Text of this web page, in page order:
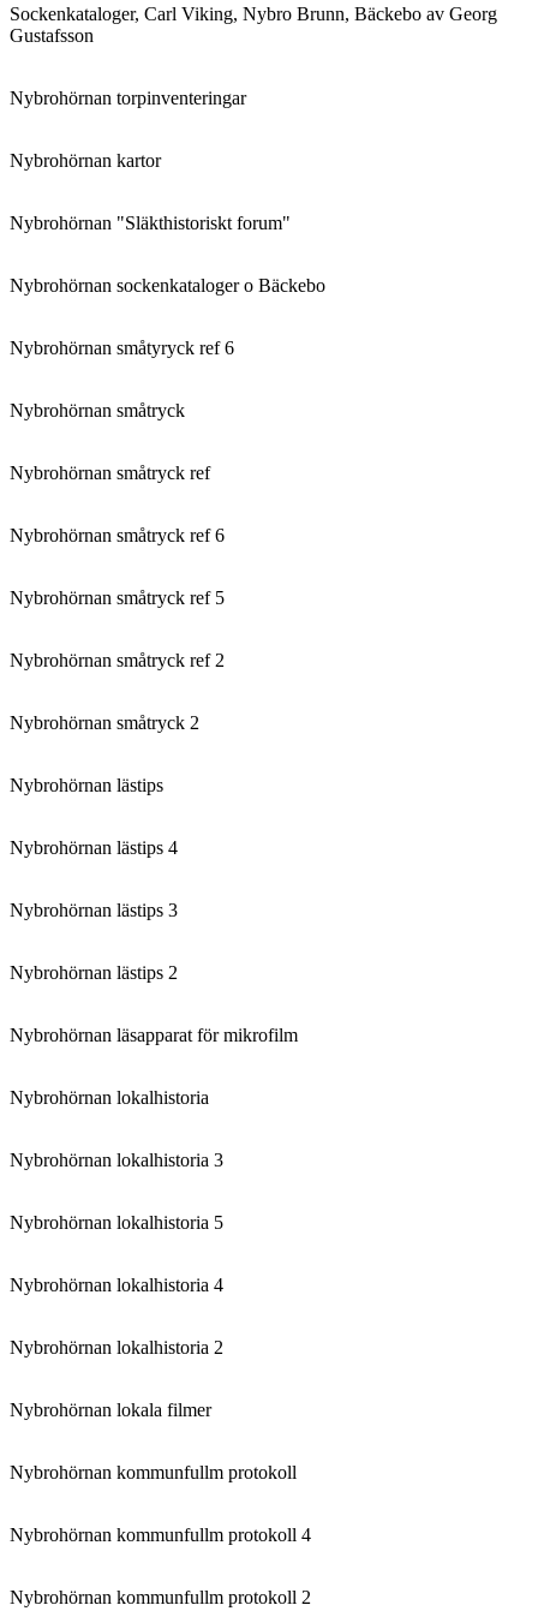
Sockenkataloger, Carl Viking, Nybro Brunn, Bäckebo av Georg
Gustafsson
Nybrohörnan torpinventeringar
Nybrohörnan kartor
Nybrohörnan "Släkthistoriskt forum"
Nybrohörnan sockenkataloger o Bäckebo
Nybrohörnan småtyryck ref 6
Nybrohörnan småtryck
Nybrohörnan småtryck ref
Nybrohörnan småtryck ref 6
Nybrohörnan småtryck ref 5
Nybrohörnan småtryck ref 2
Nybrohörnan småtryck 2
Nybrohörnan lästips
Nybrohörnan lästips 4
Nybrohörnan lästips 3
Nybrohörnan lästips 2
Nybrohörnan läsapparat för mikrofilm
Nybrohörnan lokalhistoria
Nybrohörnan lokalhistoria 3
Nybrohörnan lokalhistoria 5
Nybrohörnan lokalhistoria 4
Nybrohörnan lokalhistoria 2
Nybrohörnan lokala filmer
Nybrohörnan kommunfullm protokoll
Nybrohörnan kommunfullm protokoll 4
Nybrohörnan kommunfullm protokoll 2